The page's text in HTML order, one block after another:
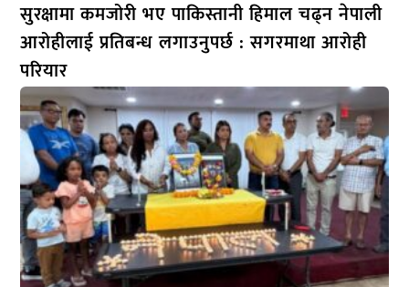
सुरक्षामा कमजोरी भए पाकिस्तानी हिमाल चढ्न नेपाली
आरोहीलाई प्रतिबन्ध लगाउनुपर्छ : सगरमाथा आरोही
परियार